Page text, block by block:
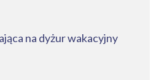
na dyżur wakacyjny